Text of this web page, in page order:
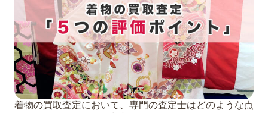
着物の買取査定において、専門の査定士はどのような点